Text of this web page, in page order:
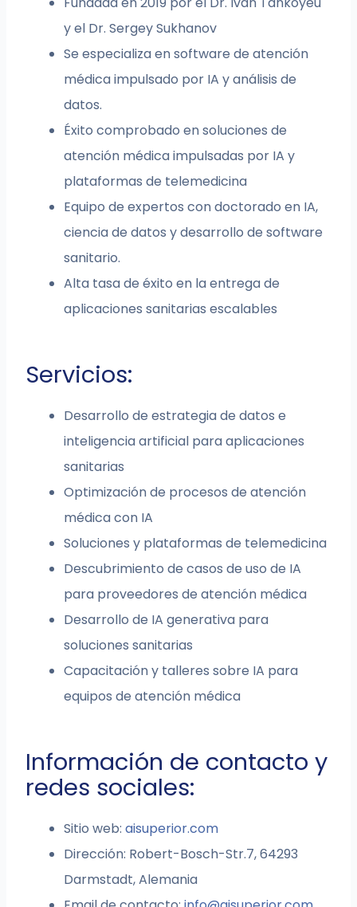
y el Dr. Sergey Sukhanov
Se especializa en software de atención
médica impulsado por IA y análisis de
datos.
Éxito comprobado en soluciones de
atención médica impulsadas por IA y
plataformas de telemedicina
Equipo de expertos con doctorado en IA,
ciencia de datos y desarrollo de software
sanitario.
Alta tasa de éxito en la entrega de
aplicaciones sanitarias escalables
Servicios:
Desarrollo de estrategia de datos e
inteligencia artificial para aplicaciones
sanitarias
Optimización de procesos de atención
médica con IA
Soluciones y plataformas de telemedicina
Descubrimiento de casos de uso de IA
para proveedores de atención médica
Desarrollo de IA generativa para
soluciones sanitarias
Capacitación y talleres sobre IA para
equipos de atención médica
Información de contacto y
redes sociales:
Sitio web:aisuperior.com
Dirección: Robert-Bosch-Str.7, 64293
Darmstadt, Alemania